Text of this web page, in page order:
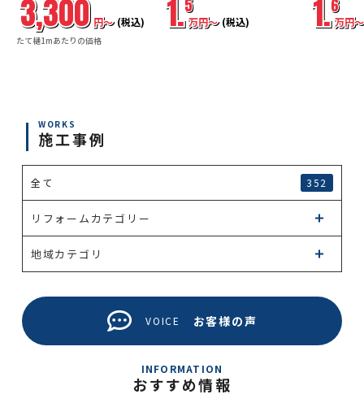
3,300 円〜 (税込)
たて樋1mあたりの価格
1.5
万円〜 (税込) 1.6
万円〜
WORKS
施工事例
全て 352
リフォームカテゴリー
地域カテゴリ
VOICE お客様の声
INFORMATION
おすすめ情報